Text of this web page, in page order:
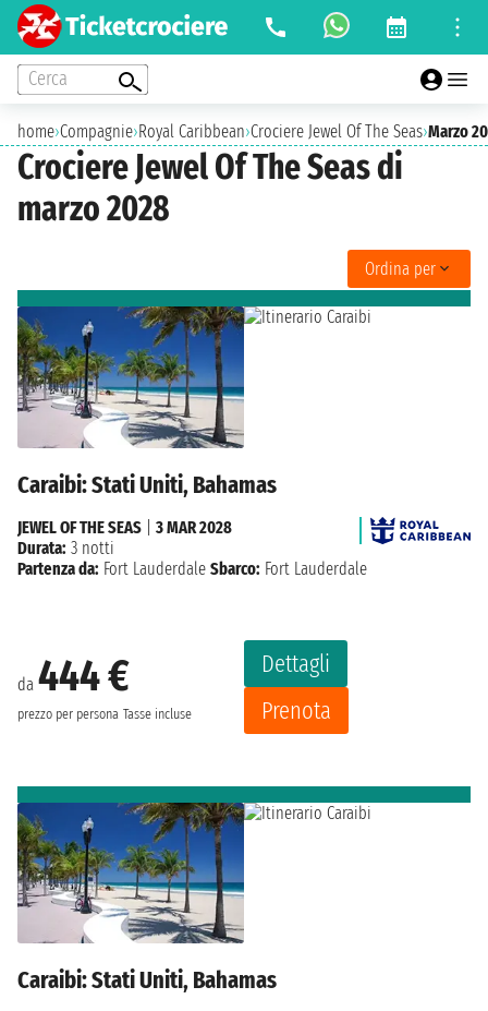
Cerca
home›Compagnie›Royal Caribbean›Crociere Jewel Of The Seas›Marzo
Crociere Jewel Of The Seas di
marzo 2028
Ordina per
Caraibi: Stati Uniti, Bahamas
da 444 €
prezzo per persona Tasse incluse
Dettagli
Prenota
JEWEL OF THE SEAS
3 MAR 2028
Durata: 3 notti
Partenza da: Fort Lauderdale Sbarco: Fort Lauderdale
Caraibi: Stati Uniti, Bahamas